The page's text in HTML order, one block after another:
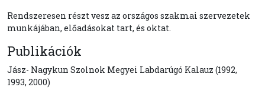
Rendszeresen részt vesz az országos szakmai szervezetek
munkájában, előadásokat tart, és oktat.
Publikációk
Jász- Nagykun Szolnok Megyei Labdarúgó Kalauz (1992,
1993, 2000)